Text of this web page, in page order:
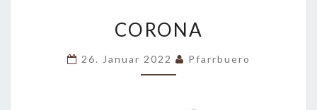
CORONA
26. Januar 2022 Pfarrbuero